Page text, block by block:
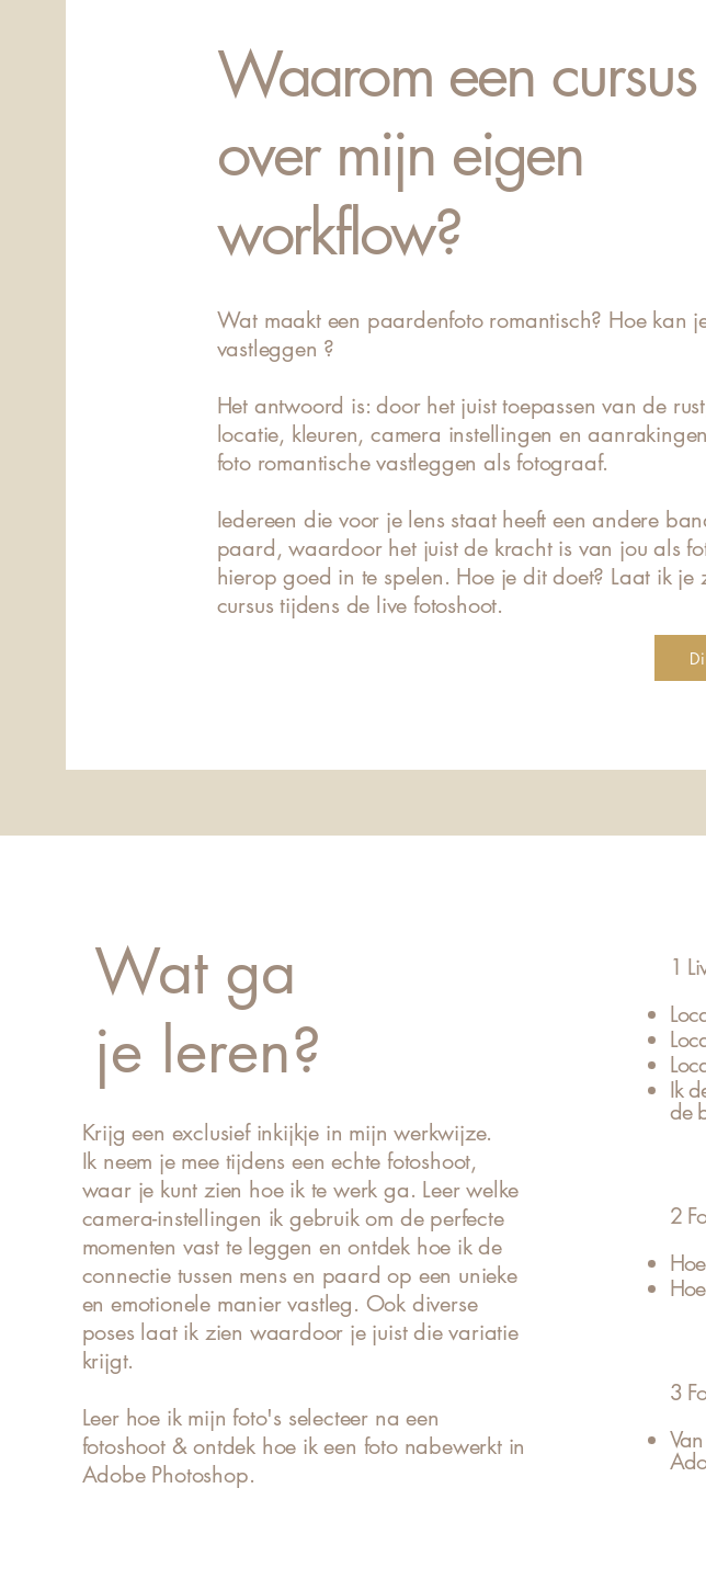
Waarom een cursus
over mijn eigen
workflow?
Wat maakt een paardenfoto romantisch? Hoe kan
vastleggen ?
Het antwoord is: door het juist toepassen van de
locatie, kleuren, camera instellingen en
foto romantische vastleggen als fotograaf.
Iedereen die voor je lens staat heeft een andere
paard, waardoor het juist de kracht is van jou als
hierop goed in te spelen. Hoe je dit doet? Laat ik je
cursus tijdens de live fotoshoot.
Wat ga
je leren?
Krijg een exclusief inkijkje in mijn werkwijze.
Ik neem je mee tijdens een echte fotoshoot,
waar je kunt zien hoe ik te werk ga. Leer welke
camera-instellingen ik gebruik om de perfecte
momenten vast te leggen en ontdek hoe ik de
connectie tussen mens en paard op een unieke
en emotionele manier vastleg. Ook diverse
poses laat ik zien waardoor je juist die variatie
krijgt.
Leer hoe ik mijn foto's selecteer na een
fotoshoot & ontdek hoe ik een foto nabewerkt in
Adobe Photoshop.
1
Ik
de
2
3